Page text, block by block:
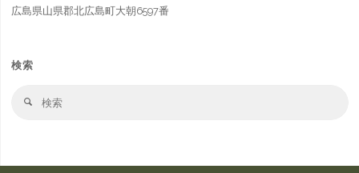
広島県山県郡北広島町大朝6597番
検索
検